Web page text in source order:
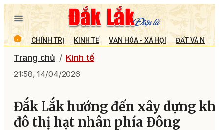
CHÍNH TRỊ KINH TẾ VĂN HÓA - XÃ HỘI ĐẤT VÀ
Trang chủ Kinh tế
21:58, 14/04/2026
Đắk Lắk hướng đến xây dựng
đô thị hạt nhân phía Đông